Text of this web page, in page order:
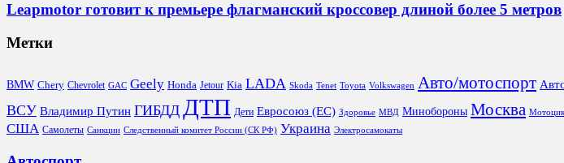
Leapmotor готовит к премьере флагманский кроссовер длиной более 5 метров
Метки
BMW Chery Chevrolet GAC Geely Honda Jetour Kia LADA Skoda Tenet Toyota Volkswagen Авто/мотоспорт
ВСУ Владимир Путин ГИБДД ДТП Дети Евросоюз (ЕС) Здоровье МВД Минобороны Москва
США Самолеты Санкции Следственный комитет России (СК РФ) Украина Электросамокаты